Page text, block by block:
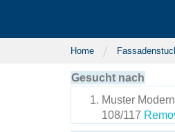
Home
Gesucht nach
Muster
108/117